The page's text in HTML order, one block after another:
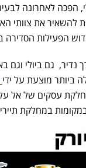
הפכה לאחרונה
להשאיר את צוותי
הפעילות הסדירה
גם ביולי וגם